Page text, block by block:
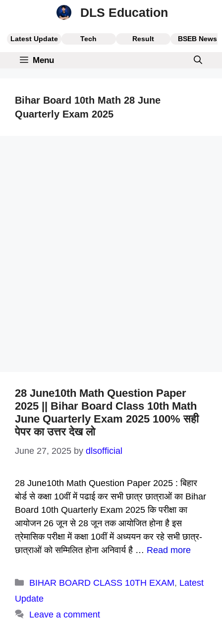
DLS Education
Latest Update Tech Result BSEB News
Menu
Bihar Board 10th Math 28 June
Quarterly Exam 2025
28 June10th Math Question Paper
2025 || Bihar Board Class 10th Math
June Quarterly Exam 2025 100% सही
पेपर का उत्तर देख लो
June 27, 2025 by dlsofficial
28 June10th Math Question Paper 2025 : बिहार
बोर्ड से कक्षा 10वीं में पढाई कर सभी छात्र छात्राओं का Bihar
Board 10th Quarterly Exam 2025 कि परीक्षा का
आयोजन 26 जून से 28 जून तक आयोजित होना है इस
त्रेमासिक परीक्षा में कक्षा 10वीं में अध्ययन कर रहे सभी छात्र-
छात्राओं को सम्मिलित होना अनिवार्य है … Read more
Categories
BIHAR BOARD CLASS 10TH EXAM, Latest
Update
Leave a comment